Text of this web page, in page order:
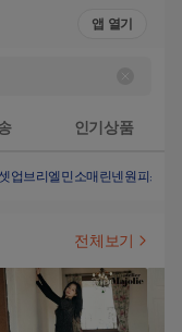
앱 열기
인기상품
업브리엘민소매린넨원피스2종
전체보기